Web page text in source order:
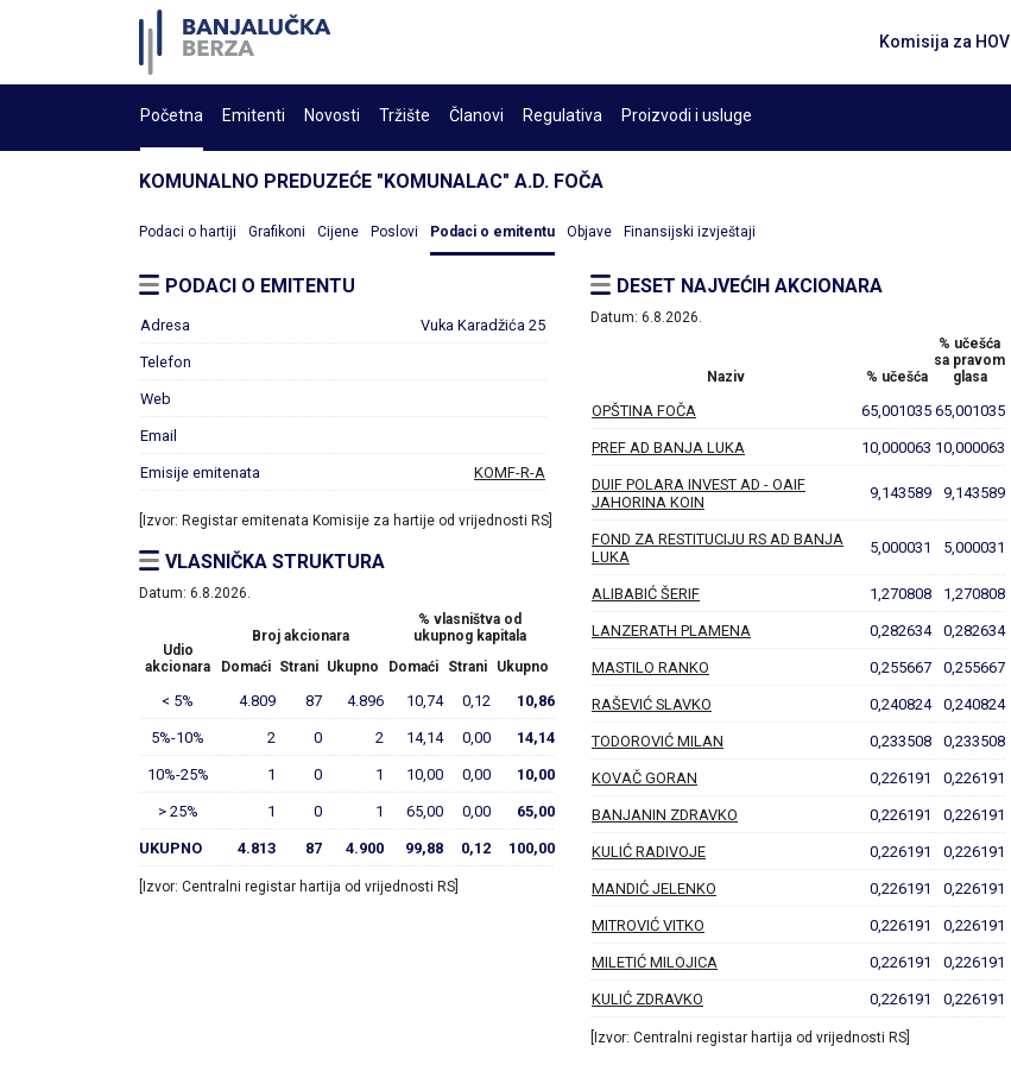
Komisija za HOV
Početna Emitenti Novosti Tržište Članovi Regulativa Proizvodi i usluge
KOMUNALNO PREDUZEĆE "KOMUNALAC" A.D. FOČA
Podaci o hartiji Grafikoni Cijene Poslovi Podaci o emitentu Objave Finansijski izvještaji
PODACI O EMITENTU
Adresa Vuka Karadžića 25
Telefon
Web
Email
Emisije emitenata KOMF-R-A
[Izvor: Registar emitenata Komisije za hartije od vrijednosti RS]
VLASNIČKA STRUKTURA
Datum: 6.8.2026.
Udio
akcionara
Broj akcionara
% vlasništva od
ukupnog kapitala
Domaći Strani Ukupno Domaći Strani Ukupno
< 5% 4.809 87 4.896 10,74 0,12 10,86
5%-10% 2 0 2 14,14 0,00 14,14
10%-25% 1 0 1 10,00 0,00 10,00
> 25% 1 0 1 65,00 0,00 65,00
UKUPNO 4.813 87 4.900 99,88 0,12 100,00
[Izvor: Centralni registar hartija od vrijednosti RS]
DESET NAJVEĆIH AKCIONARA
Datum: 6.8.2026.
Naziv % učešća
% učešća
sa pravom
glasa
OPŠTINA FOČA 65,001035 65,001035
PREF AD BANJA LUKA 10,000063 10,000063
DUIF POLARA INVEST AD - OAIF
JAHORINA KOIN
9,143589 9,143589
FOND ZA RESTITUCIJU RS AD BANJA
LUKA
5,000031 5,000031
ALIBABIĆ ŠERIF 1,270808 1,270808
LANZERATH PLAMENA 0,282634 0,282634
MASTILO RANKO 0,255667 0,255667
RAŠEVIĆ SLAVKO 0,240824 0,240824
TODOROVIĆ MILAN 0,233508 0,233508
KOVAČ GORAN 0,226191 0,226191
BANJANIN ZDRAVKO 0,226191 0,226191
KULIĆ RADIVOJE 0,226191 0,226191
MANDIĆ JELENKO 0,226191 0,226191
MITROVIĆ VITKO 0,226191 0,226191
MILETIĆ MILOJICA 0,226191 0,226191
KULIĆ ZDRAVKO 0,226191 0,226191
[Izvor: Centralni registar hartija od vrijednosti RS]